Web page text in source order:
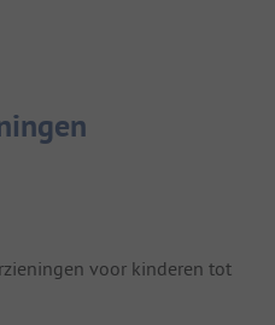
voor kinderen tot